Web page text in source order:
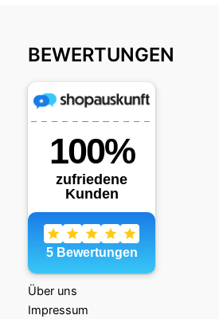
BEWERTUNGEN
Über uns
Impressum